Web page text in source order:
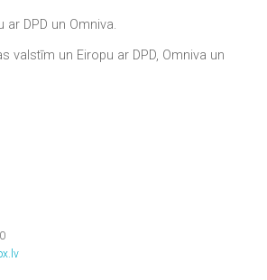
ar DPD un Omniva.
valstīm un Eiropu ar DPD, Omniva un